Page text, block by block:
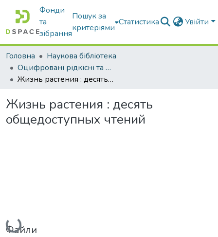
Фонди
та
зібрання
Пошук за
критеріями
Статистика Увійти
Головна
Наукова бібліотека
Оцифровані рідкісні та цінні видання з фонду наукової бібліотеки
Жизнь растения : десять общедоступных чтений
Жизнь растения : десять
общедоступных чтений
Вантажиться...
Файли